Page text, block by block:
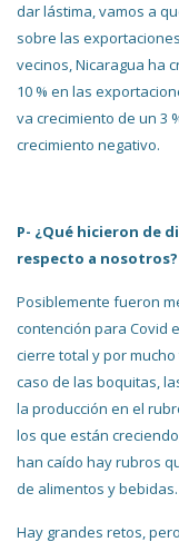
dar lástima, vamos a
sobre las
vecinos, Nicaragua ha
10 % en las
va crecimiento de un 3
crecimiento negativo.
P- ¿Qué hicieron de
respecto a nosotros?
Posiblemente fueron
contención para Covid
cierre total y por
caso de las boquitas,
la producción en el
los que están
han caído hay rubros
de alimentos y bebidas.
Hay grandes retos,